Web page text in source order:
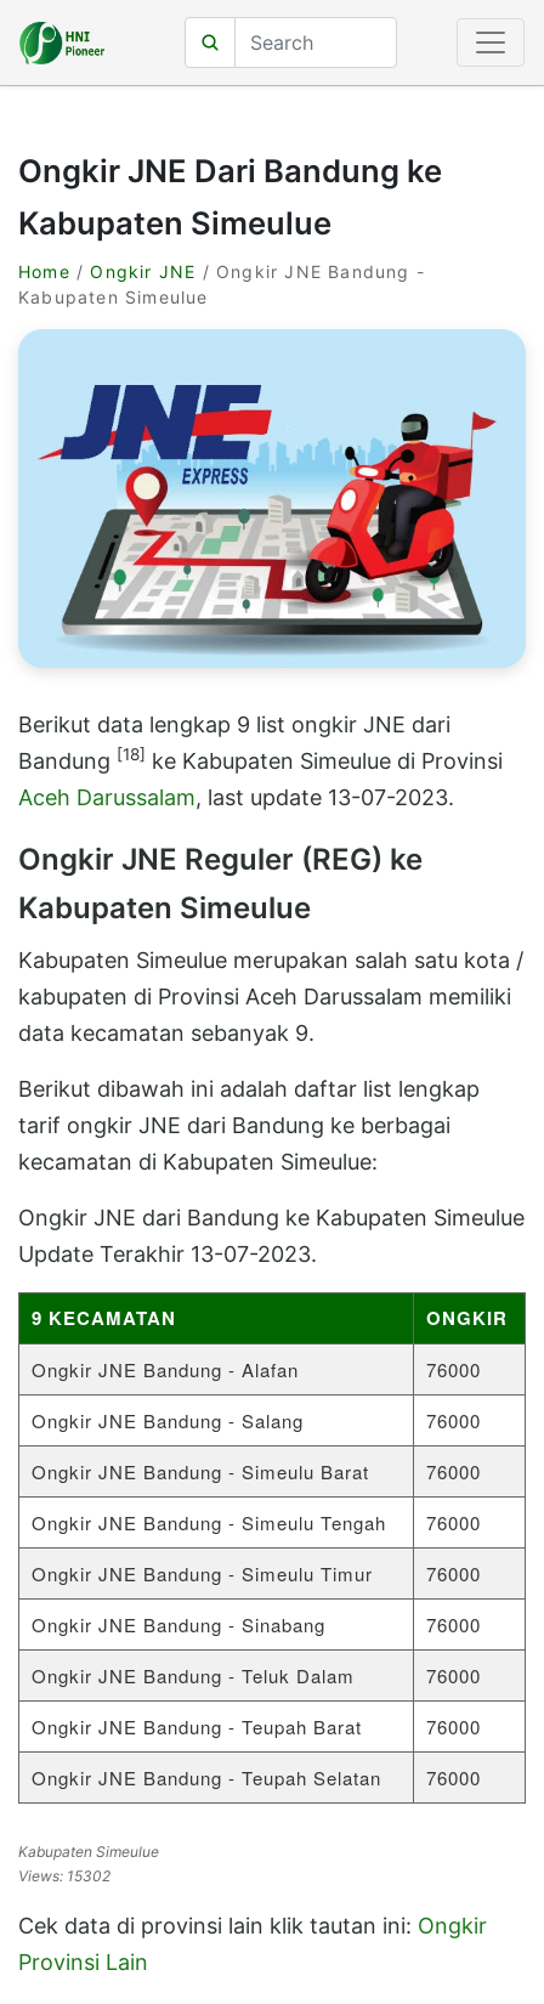
Ongkir JNE Dari Bandung ke
Kabupaten Simeulue
Home /Ongkir JNE / Ongkir JNE Bandung -
Kabupaten Simeulue
Berikut data lengkap 9 list ongkir JNE dari
Bandung [18] ke Kabupaten Simeulue di Provinsi
Aceh Darussalam, last update 13-07-2023.
Ongkir JNE Reguler (REG) ke
Kabupaten Simeulue
Kabupaten Simeulue merupakan salah satu kota /
kabupaten di Provinsi Aceh Darussalam memiliki
data kecamatan sebanyak 9.
Berikut dibawah ini adalah daftar list lengkap
tarif ongkir JNE dari Bandung ke berbagai
kecamatan di Kabupaten Simeulue:
Ongkir JNE dari Bandung ke Kabupaten Simeulue
Update Terakhir 13-07-2023.
9 KECAMATAN ONGKIR
Ongkir JNE Bandung - Alafan
76000
Ongkir JNE Bandung - Salang
76000
Ongkir JNE Bandung - Simeulu Barat
76000
Ongkir JNE Bandung - Simeulu Tengah
76000
Ongkir JNE Bandung - Simeulu Timur
76000
Ongkir JNE Bandung - Sinabang
76000
Ongkir JNE Bandung - Teluk Dalam
76000
Ongkir JNE Bandung - Teupah Barat
76000
Ongkir JNE Bandung - Teupah Selatan
76000
Kabupaten Simeulue
Views: 15302
Cek data di provinsi lain klik tautan ini: Ongkir
Provinsi Lain